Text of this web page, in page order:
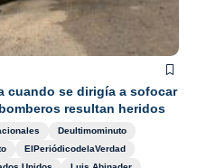
cuando se dirigía a sofocar
resultan heridos
Deultimominuto
ElPeriódicodelaVerdad